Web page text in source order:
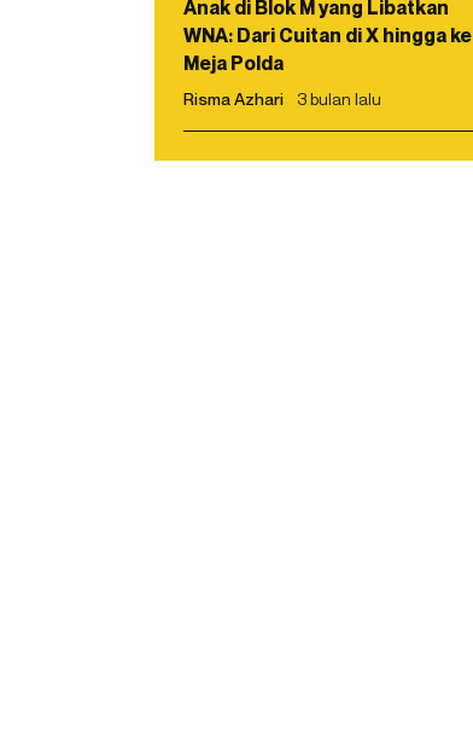
Anak di Blok M yang Libatkan
WNA: Dari Cuitan di X hingga ke
Meja Polda
Risma Azhari 3 bulan lalu